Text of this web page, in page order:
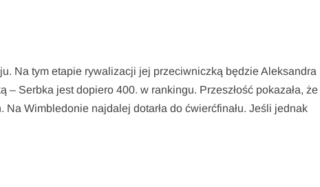
Na tym etapie rywalizacji jej przeciwniczką będzie Aleksandra
Serbka jest dopiero 400. w rankingu. Przeszłość pokazała, że
Wimbledonie najdalej dotarła do ćwierćfinału. Jeśli jednak